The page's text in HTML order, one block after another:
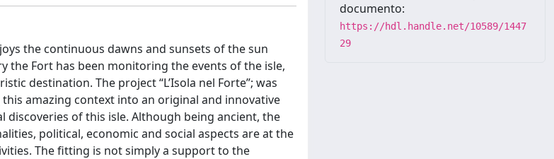
the continuous dawns and sunsets of the sun
the Fort has been monitoring the events of the isle,
destination. The project “L’Isola nel Forte”; was
amazing context into an original and innovative
of this isle. Although being ancient, the
political, economic and social aspects are at the
The fitting is not simply a support to the
documento:
https://hdl.handle.net/10589/1447
29